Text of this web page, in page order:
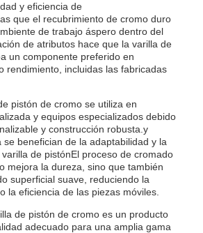
y eficiencia de
que el recubrimiento de cromo duro
de trabajo áspero dentro del
de atributos hace que la varilla de
un componente preferido en
rendimiento, incluidas las fabricadas
pistón de cromo se utiliza en
y equipos especializados debido
y construcción robusta.y
se benefician de la adaptabilidad y la
de pistónEl proceso de cromado
mejora la dureza, sino que también
superficial suave, reduciendo la
la eficiencia de las piezas móviles.
de pistón de cromo es un producto
adecuado para una amplia gama